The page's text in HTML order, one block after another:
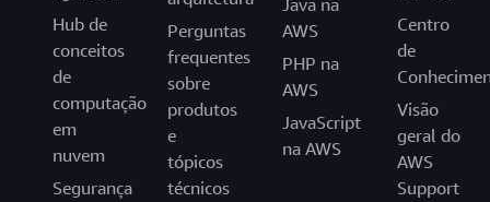
Hub de
conceitos
de
computação
em
nuvem
Segurança
Perguntas
frequentes
sobre
produtos
e
tópicos
técnicos
Java na
AWS
PHP na
AWS
JavaScript
na AWS
Centro
de
Visão
geral do
AWS
Support